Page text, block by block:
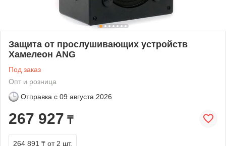
Защита от прослушивающих устройств
Хамелеон ANG
Под заказ
Опт и розница
Отправка с 09 августа 2026
267 927 ₸
264 891 ₸ от 2 шт.